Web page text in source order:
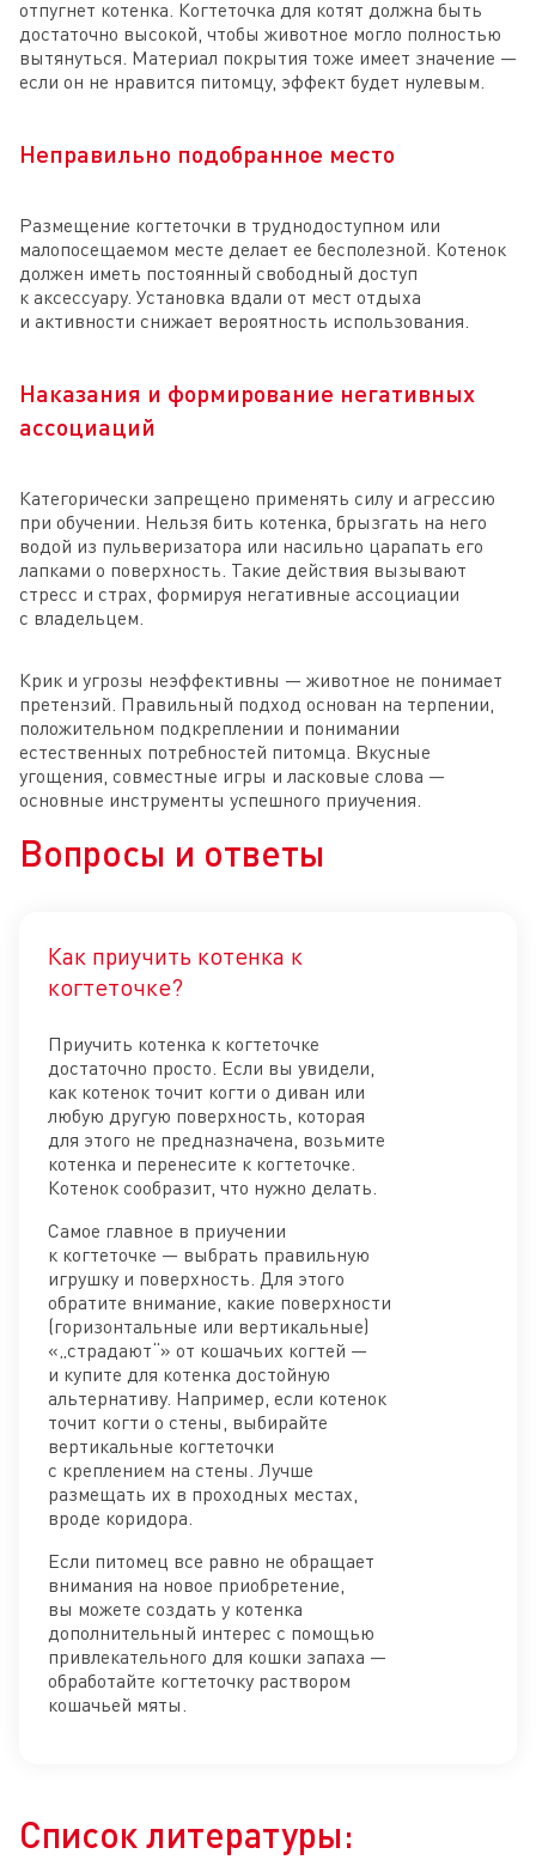
отпугнет котенка. Когтеточка для котят должна быть
достаточно высокой, чтобы животное могло полностью
вытянуться. Материал покрытия тоже имеет значение —
если он не нравится питомцу, эффект будет нулевым.
Неправильно подобранное место
Размещение когтеточки в труднодоступном или
малопосещаемом месте делает ее бесполезной. Котенок
должен иметь постоянный свободный доступ
к аксессуару. Установка вдали от мест отдыха
и активности снижает вероятность использования.
Наказания и формирование негативных
ассоциаций
Категорически запрещено применять силу и агрессию
при обучении. Нельзя бить котенка, брызгать на него
водой из пульверизатора или насильно царапать его
лапками о поверхность. Такие действия вызывают
стресс и страх, формируя негативные ассоциации
с владельцем.
Крик и угрозы неэффективны — животное не понимает
претензий. Правильный подход основан на терпении,
положительном подкреплении и понимании
естественных потребностей питомца. Вкусные
угощения, совместные игры и ласковые слова —
основные инструменты успешного приучения.
Вопросы и ответы
Как приучить котенка к
когтеточке?
Приучить котенка к когтеточке
достаточно просто. Если вы увидели,
как котенок точит когти о диван или
любую другую поверхность, которая
для этого не предназначена, возьмите
котенка и перенесите к когтеточке.
Котенок сообразит, что нужно делать.
Самое главное в приучении
к когтеточке — выбрать правильную
игрушку и поверхность. Для этого
обратите внимание, какие поверхности
(горизонтальные или вертикальные)
«„страдают“» от кошачьих когтей —
и купите для котенка достойную
альтернативу. Например, если котенок
точит когти о стены, выбирайте
вертикальные когтеточки
с креплением на стены. Лучше
размещать их в проходных местах,
вроде коридора.
Если питомец все равно не обращает
внимания на новое приобретение,
вы можете создать у котенка
дополнительный интерес с помощью
привлекательного для кошки запаха —
обработайте когтеточку раствором
кошачьей мяты.
Список литературы: